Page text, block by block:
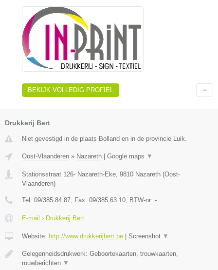
BEKIJK VOLLEDIG PROFIEL
Drukkerij Bert
Niet gevestigd in de plaats Bolland en in de provincie Luik.
Oost-Vlaanderen » Nazareth | Google maps ▼
Stationsstraat 126- Nazareth-Eke 9810 Nazareth (Oost-
Vlaanderen)
Tel: 09/385 84 87 , Fax: 09/385 63 10 , BTW-nr: -
E-mail › Drukkerij Bert
Website: http://www.drukkerijbert.be | Screenshot ▼
Gelegenheidsdrukwerk: Geboortekaarten, trouwkaarten,
rouwberichten ▼